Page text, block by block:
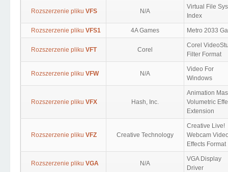
Rozszerzenie pliku VFS N/A
Virtual File
Index
Rozszerzenie pliku VFS1 4A Games Metro 2033
Rozszerzenie pliku VFT Corel
Corel
Filter Format
Rozszerzenie pliku VFW N/A
Video For
Windows
Rozszerzenie pliku VFX Hash, Inc.
Animation
Volumetric
Extension
Rozszerzenie pliku VFZ Creative Technology
Creative Live!
Webcam
Effects Format
Rozszerzenie pliku VGA N/A
VGA Display
Driver